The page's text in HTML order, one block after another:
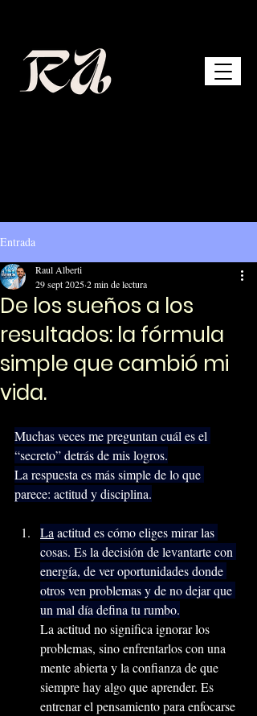
Entrada
De los sueños a los
resultados: la fórmula
simple que cambió mi
vida.
Raul Alberti
29 sept 20252 min de lectura
Muchas veces me preguntan cuál es el
“secreto” detrás de mis logros.
La respuesta es más simple de lo que
parece: actitud y disciplina.
La actitud es cómo eliges mirar las
cosas. Es la decisión de levantarte con
energía, de ver oportunidades donde
otros ven problemas y de no dejar que
un mal día defina tu rumbo.
La actitud no significa ignorar los
problemas, sino enfrentarlos con una
mente abierta y la confianza de que
siempre hay algo que aprender. Es
entrenar el pensamiento para enfocarse